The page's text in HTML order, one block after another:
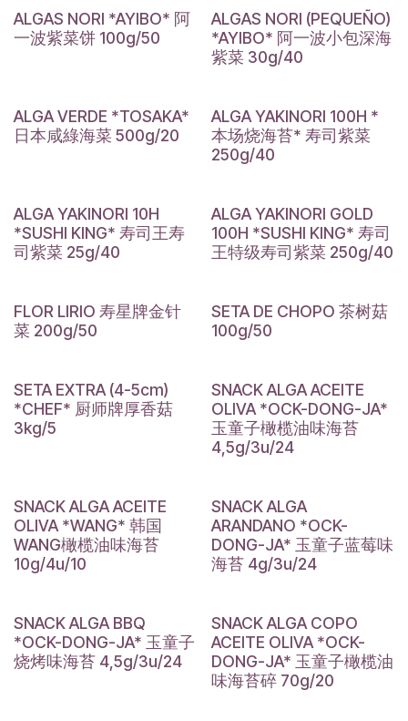
ALGAS NORI *AYIBO* 阿
一波紫菜饼 100g/50
ALGAS NORI (PEQUEÑO)
*AYIBO* 阿一波小包深海
紫菜 30g/40
ALGA VERDE *TOSAKA*
日本咸綠海菜 500g/20
ALGA YAKINORI 100H *
本场烧海苔* 寿司紫菜
250g/40
ALGA YAKINORI 10H
*SUSHI KING* 寿司王寿
司紫菜 25g/40
ALGA YAKINORI GOLD
100H *SUSHI KING* 寿司
王特级寿司紫菜 250g/40
FLOR LIRIO 寿星牌金针
菜 200g/50
SETA DE CHOPO 茶树菇
100g/50
SETA EXTRA (4-5cm)
*CHEF* 厨师牌厚香菇
3kg/5
SNACK ALGA ACEITE
OLIVA *OCK-DONG-JA*
玉童子橄榄油味海苔
4,5g/3u/24
SNACK ALGA ACEITE
OLIVA *WANG* 韩国
WANG橄榄油味海苔
10g/4u/10
SNACK ALGA
ARANDANO *OCK-
DONG-JA* 玉童子蓝莓味
海苔 4g/3u/24
SNACK ALGA BBQ
*OCK-DONG-JA* 玉童子
烧烤味海苔 4,5g/3u/24
SNACK ALGA COPO
ACEITE OLIVA *OCK-
DONG-JA* 玉童子橄榄油
味海苔碎 70g/20